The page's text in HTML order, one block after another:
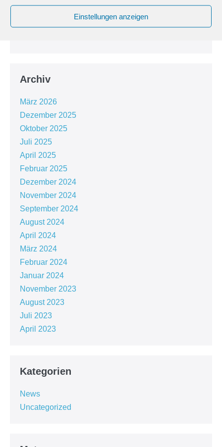
Einstellungen anzeigen
Archiv
März 2026
Dezember 2025
Oktober 2025
Juli 2025
April 2025
Februar 2025
Dezember 2024
November 2024
September 2024
August 2024
April 2024
März 2024
Februar 2024
Januar 2024
November 2023
August 2023
Juli 2023
April 2023
Kategorien
News
Uncategorized